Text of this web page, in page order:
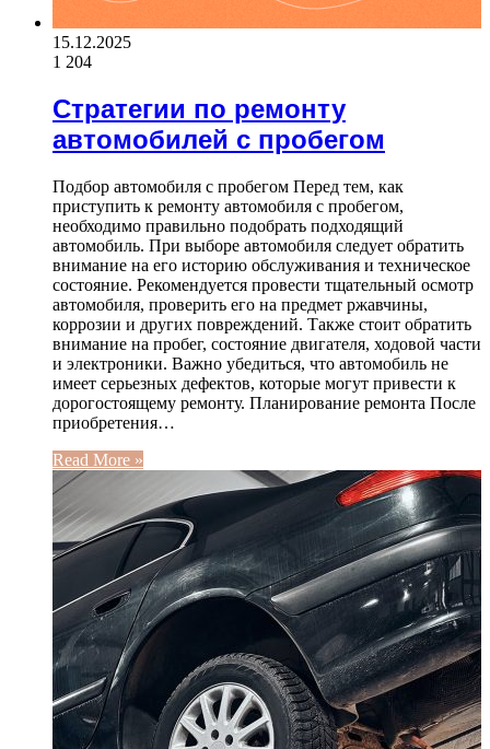
15.12.2025
1 204
Стратегии по ремонту
автомобилей с пробегом
Подбор автомобиля с пробегом Перед тем, как
приступить к ремонту автомобиля с пробегом,
необходимо правильно подобрать подходящий
автомобиль. При выборе автомобиля следует обратить
внимание на его историю обслуживания и техническое
состояние. Рекомендуется провести тщательный осмотр
автомобиля, проверить его на предмет ржавчины,
коррозии и других повреждений. Также стоит обратить
внимание на пробег, состояние двигателя, ходовой части
и электроники. Важно убедиться, что автомобиль не
имеет серьезных дефектов, которые могут привести к
дорогостоящему ремонту. Планирование ремонта После
приобретения…
Read More »